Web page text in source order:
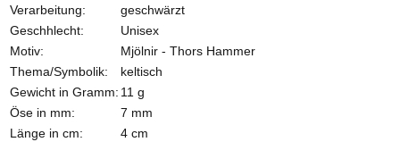
Verarbeitung:
geschwärzt
Geschhlecht:
Unisex
Motiv:
Mjölnir - Thors Hammer
Thema/Symbolik:
keltisch
Gewicht in Gramm: 11 g
Öse in mm:
7 mm
Länge in cm:
4 cm